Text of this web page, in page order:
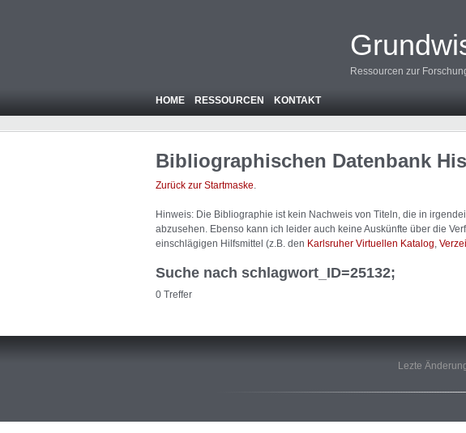
Ressourcen zur
HOME RESSOURCEN KONTAKT
Bibliographischen Datenbank
Zurück zur Startmaske.
Hinweis: Die Bibliographie ist kein Nachweis von Titeln, die in
abzusehen. Ebenso kann ich leider auch keine Auskünfte über die
einschlägigen Hilfsmittel (z.B. den Karlsruher Virtuellen Katalog
Suche nach schlagwort_ID=25132;
0 Treffer
Lezte